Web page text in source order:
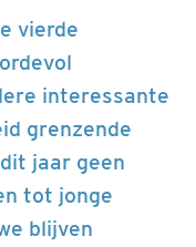
vierde
interessante
grenzende
jaar geen
tot jonge
blijven